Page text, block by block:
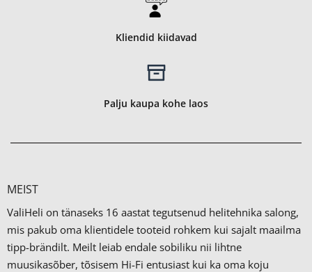
Kliendid kiidavad
Palju kaupa kohe laos
MEIST
ValiHeli on tänaseks 16 aastat tegutsenud helitehnika salong,
mis pakub oma klientidele tooteid rohkem kui sajalt maailma
tipp-brändilt. Meilt leiab endale sobiliku nii lihtne
muusikasõber, tõsisem Hi-Fi entusiast kui ka oma koju